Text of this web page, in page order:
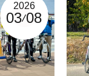
2026
03 08